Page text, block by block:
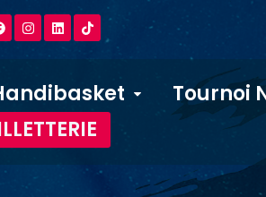
Tournoi